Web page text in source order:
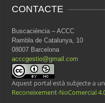
CONTACTE
Buscaciència – ACCC
Rambla de Catalunya, 10
08007 Barcelona
acccgestio@gmail.com
Aquest portal està subjecte a
Reconeixement-NoComercial